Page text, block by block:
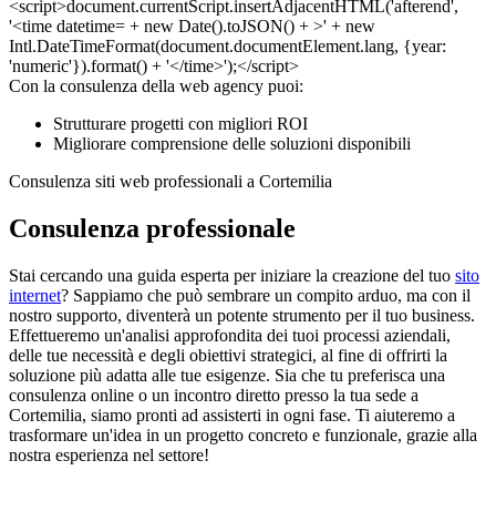
Con la consulenza della web agency puoi:
Strutturare progetti con migliori ROI
Migliorare comprensione delle soluzioni disponibili
Consulenza siti web professionali a Cortemilia
Consulenza professionale
Stai cercando una guida esperta per iniziare la creazione del tuo sito
internet? Sappiamo che può sembrare un compito arduo, ma con il
nostro supporto, diventerà un potente strumento per il tuo business.
Effettueremo un'analisi approfondita dei tuoi processi aziendali,
delle tue necessità e degli obiettivi strategici, al fine di offrirti la
soluzione più adatta alle tue esigenze. Sia che tu preferisca una
consulenza online o un incontro diretto presso la tua sede a
Cortemilia, siamo pronti ad assisterti in ogni fase. Ti aiuteremo a
trasformare un'idea in un progetto concreto e funzionale, grazie alla
nostra esperienza nel settore!